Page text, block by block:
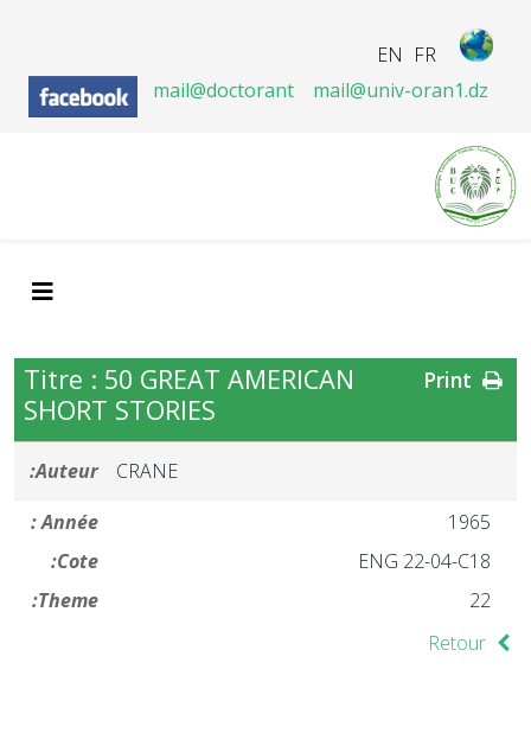
FR
EN
mail@doctorant
mail@univ-oran1.dz
Titre : 50 GREAT AMERICAN
SHORT STORIES
Auteur:
CRANE
Année :
1965
Cote:
ENG 22-04-C18
Theme:
22
Retour